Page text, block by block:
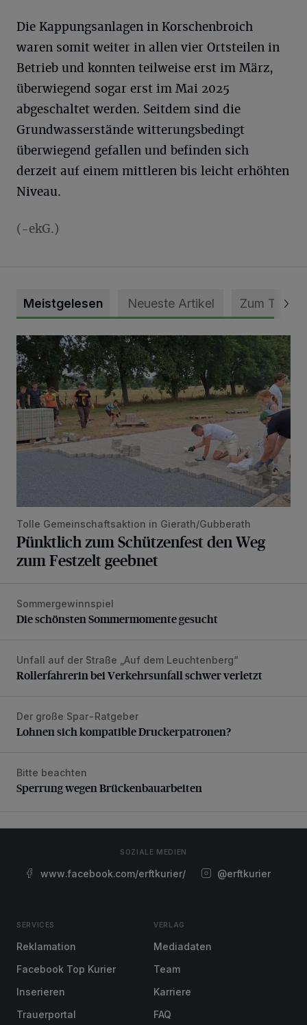
Die Kappungsanlagen in Korschenbroich
waren somit weiter in allen vier Ortsteilen in
Betrieb und konnten teilweise erst im März,
überwiegend sogar erst im Mai 2025
abgeschaltet werden. Seitdem sind die
Grundwasserstände witterungsbedingt
überwiegend gefallen und befinden sich
derzeit auf einem mittleren bis leicht erhöhten
Niveau.
(-ekG.)
Meistgelesen Neueste Artikel Zum Thema
Pünktlich zum Schützenfest den Weg zum Festzelt
Tolle Gemeinschaftsaktion in Gierath/Gubberath
Pünktlich zum Schützenfest den Weg
zum Festzelt geebnet
Die schönsten Sommermomente gesucht
Sommergewinnspiel
Die schönsten Sommermomente gesucht
Rollerfahrerin bei Verkehrsunfall schwer verletzt
Unfall auf der Straße „Auf dem Leuchtenberg“
Rollerfahrerin bei Verkehrsunfall schwer verletzt
Lohnen sich kompatible Druckerpatronen?
Der große Spar-Ratgeber
Lohnen sich kompatible Druckerpatronen?
Sperrung wegen Brückenbauarbeiten
Bitte beachten
Sperrung wegen Brückenbauarbeiten
SOZIALE MEDIEN
www.facebook.com/erftkurier/ @erftkurier
SERVICES
Reklamation
Facebook Top Kurier
Inserieren
Trauerportal
VERLAG
Mediadaten
Team
Karriere
FAQ